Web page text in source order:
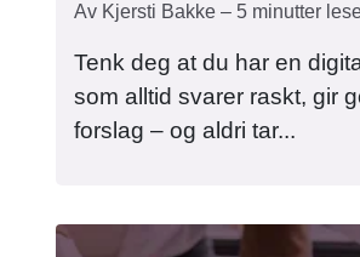
Av Kjersti Bakke – 5 minutter
Tenk deg at du har en
som alltid svarer raskt, gir
forslag – og aldri tar...